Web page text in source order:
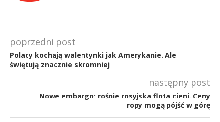
poprzedni post
Polacy kochają walentynki jak Amerykanie. Ale
świętują znacznie skromniej
następny post
Nowe embargo: rośnie rosyjska flota cieni. Ceny
ropy mogą pójść w górę